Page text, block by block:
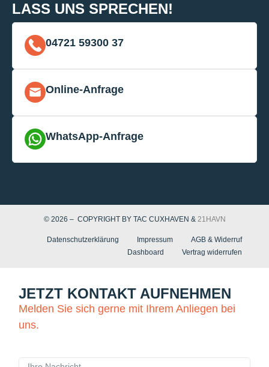
LASS UNS SPRECHEN!
04721 59300 37
Online-Anfrage
WhatsApp-Anfrage
© 2026 – COPYRIGHT BY TAC CUXHAVEN & 21HAVN
Datenschutzerklärung Impressum
AGB & Widerruf
Dashboard
Vertrag widerrufen
JETZT KONTAKT AUFNEHMEN
Melden Sie sich gerne mit Ihrem Anliegen bei
uns.